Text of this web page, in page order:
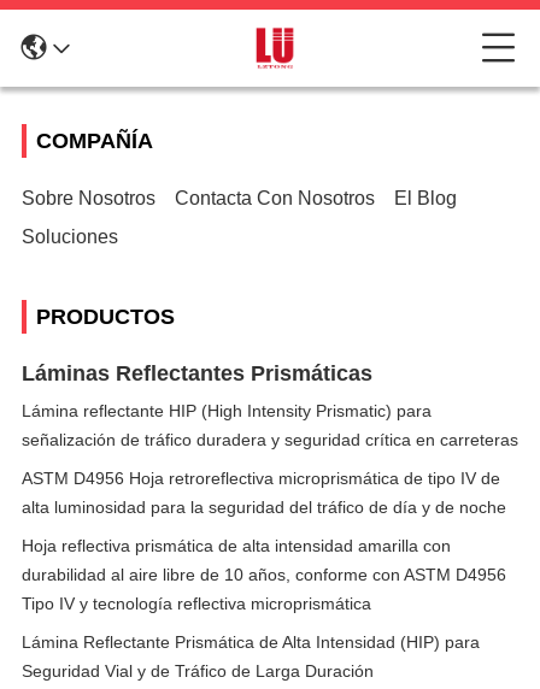
COMPAÑÍA
Sobre Nosotros Contacta Con Nosotros
El Blog
Soluciones
PRODUCTOS
Láminas Reflectantes Prismáticas
Lámina reflectante HIP (High Intensity Prismatic) para
señalización de tráfico duradera y seguridad crítica en carreteras
ASTM D4956 Hoja retroreflectiva microprismática de tipo IV de
alta luminosidad para la seguridad del tráfico de día y de noche
Hoja reflectiva prismática de alta intensidad amarilla con
durabilidad al aire libre de 10 años, conforme con ASTM D4956
Tipo IV y tecnología reflectiva microprismática
Lámina Reflectante Prismática de Alta Intensidad (HIP) para
Seguridad Vial y de Tráfico de Larga Duración